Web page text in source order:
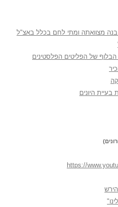
מצוואתה ומתי לחם בכלל באצ"ל
של הפליטים הפלסטינים
היונים
https://